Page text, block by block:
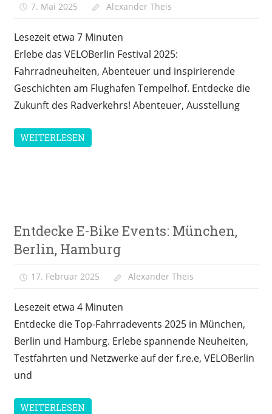
7. Mai 2025 Alexander Theis
Lesezeit etwa 7 Minuten
Erlebe das VELOBerlin Festival 2025:
Fahrradneuheiten, Abenteuer und inspirierende
Geschichten am Flughafen Tempelhof. Entdecke die
Zukunft des Radverkehrs! Abenteuer, Ausstellung
WEITERLESEN
Veranstaltungen
Reisen
Freizeit
Entdecke E-Bike Events: München,
Berlin, Hamburg
17. Februar 2025 Alexander Theis
Lesezeit etwa 4 Minuten
Entdecke die Top-Fahrradevents 2025 in München,
Berlin und Hamburg. Erlebe spannende Neuheiten,
Testfahrten und Netzwerke auf der f.re.e, VELOBerlin
und
WEITERLESEN